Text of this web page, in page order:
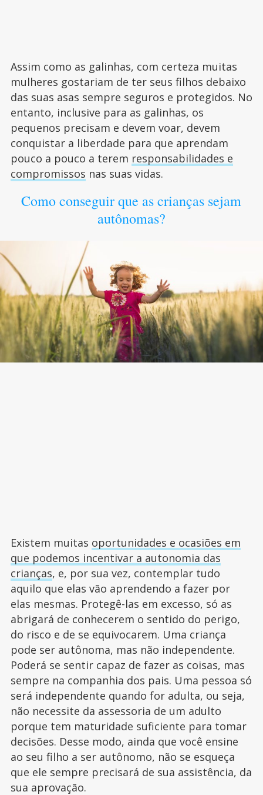
Assim como as galinhas, com certeza muitas
mulheres gostariam de ter seus filhos debaixo
das suas asas sempre seguros e protegidos. No
entanto, inclusive para as galinhas, os
pequenos precisam e devem voar, devem
conquistar a liberdade para que aprendam
pouco a pouco a terem responsabilidades e
compromissos nas suas vidas.
Como conseguir que as crianças sejam
autônomas?
Existem muitas oportunidades e ocasiões em
que podemos incentivar a autonomia das
crianças, e, por sua vez, contemplar tudo
aquilo que elas vão aprendendo a fazer por
elas mesmas. Protegê-las em excesso, só as
abrigará de conhecerem o sentido do perigo,
do risco e de se equivocarem. Uma criança
pode ser autônoma, mas não independente.
Poderá se sentir capaz de fazer as coisas, mas
sempre na companhia dos pais. Uma pessoa só
será independente quando for adulta, ou seja,
não necessite da assessoria de um adulto
porque tem maturidade suficiente para tomar
decisões. Desse modo, ainda que você ensine
ao seu filho a ser autônomo, não se esqueça
que ele sempre precisará de sua assistência, da
sua aprovação.